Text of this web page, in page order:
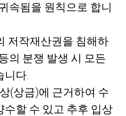
속됨을 원칙으로 합니
저작재산권을 침해하
의 분쟁 발생 시 모든
니다.
(상금)에 근거하여 수
할 수 있고 추후 입상